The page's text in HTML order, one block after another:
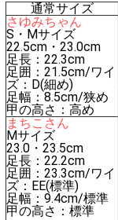
通常サイズ
さゆみちゃん
S・Mサイズ
22.5cm・23.0cm
足長：22.3cm
足囲：21.5cm/ワイ
ズ：D(細め)
足幅：8.5cm/狭め
甲の高さ：高め
まちこさん
Mサイズ
23.0・23.5cm
足長：22.2cm
足囲：23.3cm/ワイ
ズ：EE(標準)
足幅：9.4cm/標準
甲の高さ：標準